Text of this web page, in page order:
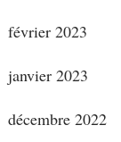
février 2023
janvier 2023
décembre 2022